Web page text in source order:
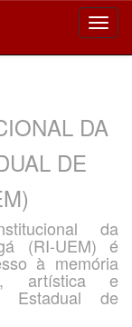
DA
DE
da
(RI-UEM) é
à memória
artística e
Estadual de